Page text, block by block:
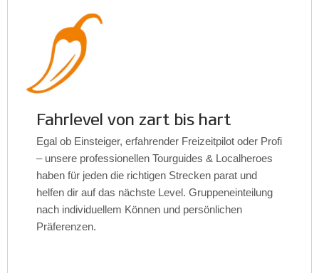
Fahrlevel von zart bis hart
Egal ob Einsteiger, erfahrender Freizeitpilot oder Profi
– unsere professionellen Tourguides & Localheroes
haben für jeden die richtigen Strecken parat und
helfen dir auf das nächste Level. Gruppeneinteilung
nach individuellem Können und persönlichen
Präferenzen.